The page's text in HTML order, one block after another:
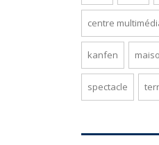
centre
kanfen
spectacle